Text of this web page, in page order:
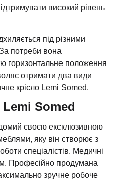
високий рівень
під різними
потреби вона
горизонтальне положення
отримати два види
крісло Lemi Somed.
Lemi Somed
своєю ексклюзивною
яку він створює з
спеціалістів. Медичні
Професійно продумана
зручне робоче